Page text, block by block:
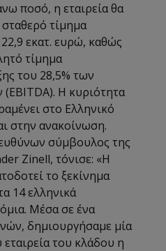
ποσό, η εταιρεία θα
τίμημα
εκατ. ευρώ, καθώς
τίμημα
του 28,5% των
H κυριότητα
στο Ελληνικό
στην ανακοίνωση.
σύμβουλος της
Zinell, τόνισε: «Η
το ξεκίνημα
14 ελληνικά
Μέσα σε ένα
δημιουργήσαμε μία
του κλάδου η